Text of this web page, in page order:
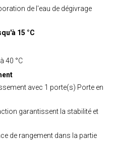
de l'eau de dégivrage
15 °C
40 °C
avec 1 porte(s) Porte en
garantissent la stabilité et
de rangement dans la partie